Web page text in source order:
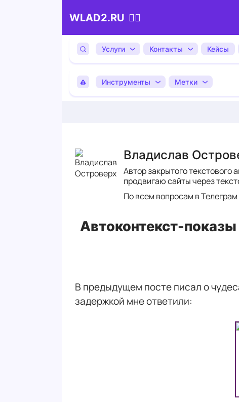
WLAD2.RU 💁‍♂️
Услуги Контакты Кейсы
Инструменты Метки
Владислав
Автор закрытого текстового
продвигаю сайты через
По всем вопросам вТелеграм
Автоконтекст-показы
В предыдущем посте писал о
задержкой мне ответили: